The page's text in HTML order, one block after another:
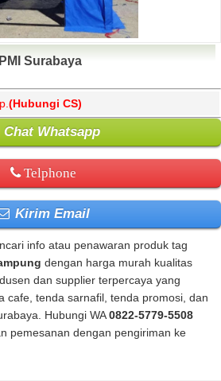
Surabaya
(Hubungi CS)
Chat Whatsapp
Telphone
Kirim Email
info atau penawaran produk tag
dengan harga murah kualitas
dan supplier terpercaya yang
cafe, tenda sarnafil, tenda promosi, dan
Hubungi WA0822-5779-5508
pemesanan dengan pengiriman ke